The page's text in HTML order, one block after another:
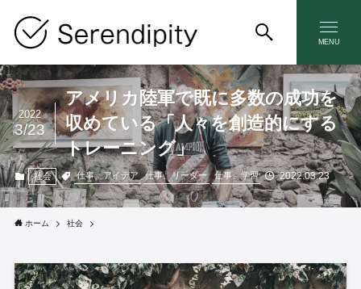
MENU
アメリカ陸軍で既に多数の成功を
収めている「人々を創造的にする
トレーニング」
2022
3/23
社会 仕事、アイデア 仕事、リーダー 仕事、学習 2022.03.23
ホーム 社会